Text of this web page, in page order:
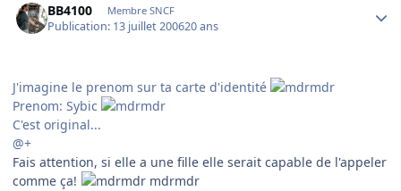
BB4100 Membre SNCF
Publication: 13 juillet 200620 ans
J'imagine le prenom sur ta carte d'identité
Prenom: Sybic
C'est original...
@+
Fais attention, si elle a une fille elle serait capable de l'appeler
comme ça!
mdrmdr